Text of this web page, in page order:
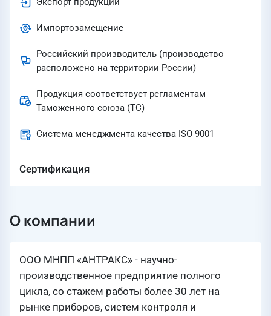
Импортозамещение
Российский производитель (производство
расположено на территории России)
Продукция соответствует регламентам
Таможенного союза (ТС)
Система менеджмента качества ISO 9001
Сертификация
О компании
ООО МНПП «АНТРАКС» - научно-
производственное предприятие полного
цикла, со стажем работы более 30 лет на
рынке приборов, систем контроля и